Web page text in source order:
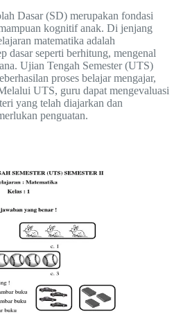
Dasar (SD) merupakan fondasi
kognitif anak. Di jenjang
matematika adalah
dasar seperti berhitung, mengenal
Ujian Tengah Semester (UTS)
proses belajar mengajar,
UTS, guru dapat mengevaluasi
yang telah diajarkan dan
penguatan.